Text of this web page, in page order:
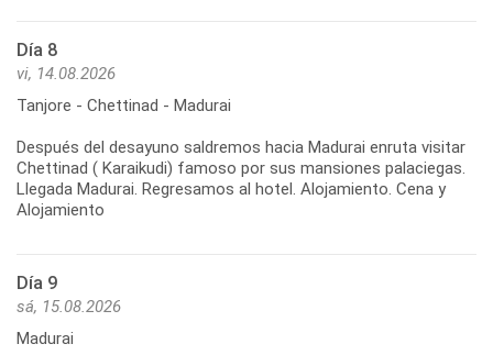
Día 8
vi, 14.08.2026
Tanjore - Chettinad - Madurai
Después del desayuno saldremos hacia Madurai enruta visitar
Chettinad ( Karaikudi) famoso por sus mansiones palaciegas.
Llegada Madurai. Regresamos al hotel. Alojamiento. Cena y
Alojamiento
Día 9
sá, 15.08.2026
Madurai